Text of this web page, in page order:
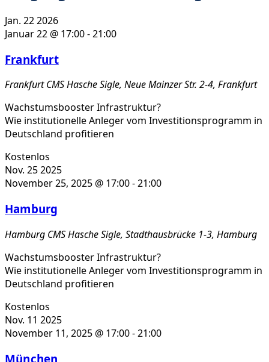
Jan. 222026
Januar 22 @ 17:00-21:00
Frankfurt
FrankfurtCMS Hasche Sigle, Neue Mainzer Str. 2-4, Frankfurt
Wachstumsbooster Infrastruktur?
Wie institutionelle Anleger vom Investitionsprogramm in
Deutschland profitieren
Kostenlos
Nov. 252025
November 25, 2025 @ 17:00-21:00
Hamburg
Hamburg CMS Hasche Sigle, Stadthausbrücke 1-3, Hamburg
Wachstumsbooster Infrastruktur?
Wie institutionelle Anleger vom Investitionsprogramm in
Deutschland profitieren
Kostenlos
Nov. 11 2025
November 11, 2025 @ 17:00-21:00
München